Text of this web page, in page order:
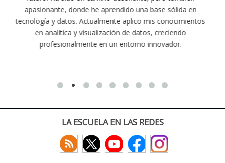
base sólida en
mis conocimientos
creciendo
innovador.
exige esfuerzo, he dedicado parte de mi
actividades como el salvamento y
convencido de que elegir teleco ha sido
decisiones que he tomado.
LA ESCUELA EN LAS REDES